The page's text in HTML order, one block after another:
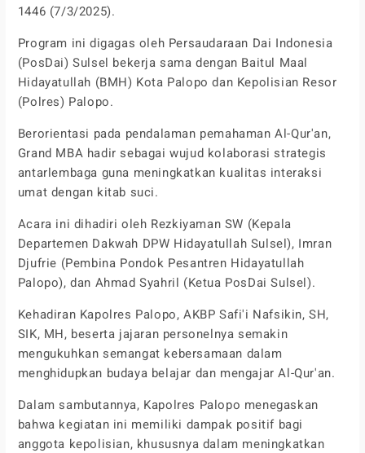
1446 (7/3/2025).
Program ini digagas oleh Persaudaraan Dai Indonesia
(PosDai) Sulsel bekerja sama dengan Baitul Maal
Hidayatullah (BMH) Kota Palopo dan Kepolisian Resor
(Polres) Palopo.
Berorientasi pada pendalaman pemahaman Al-Qur'an,
Grand MBA hadir sebagai wujud kolaborasi strategis
antarlembaga guna meningkatkan kualitas interaksi
umat dengan kitab suci.
Acara ini dihadiri oleh Rezkiyaman SW (Kepala
Departemen Dakwah DPW Hidayatullah Sulsel), Imran
Djufrie (Pembina Pondok Pesantren Hidayatullah
Palopo), dan Ahmad Syahril (Ketua PosDai Sulsel).
Kehadiran Kapolres Palopo, AKBP Safi'i Nafsikin, SH,
SIK, MH, beserta jajaran personelnya semakin
mengukuhkan semangat kebersamaan dalam
menghidupkan budaya belajar dan mengajar Al-Qur'an.
Dalam sambutannya, Kapolres Palopo menegaskan
bahwa kegiatan ini memiliki dampak positif bagi
anggota kepolisian, khususnya dalam meningkatkan